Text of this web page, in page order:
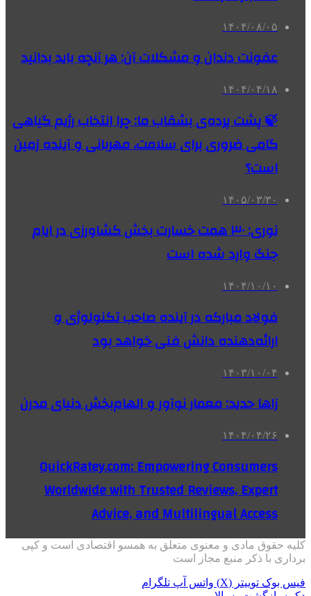
۱۴۰۴/۰۸/۰۵
عفونت دندان و مشکلات آن: هر آنچه باید بدانید
۱۴۰۴/۰۴/۱۸
🍃 پشت پرده‌ی بشقاب ما: چرا انتخاب رژیم گیاهی
گامی ضروری برای سلامت، مهربانی و آینده زمین
است؟
۱۴۰۵/۰۳/۳۰
نوری: ۳۰ همت خسارت بخش کشاورزی در ایام
جنگ وارد شده است
۱۴۰۴/۱۰/۱۰
فولاد مبارکه در آینده صاحب تکنولوژی و
ارائه‌دهنده دانش فنی خواهد بود
۱۴۰۳/۱۰/۰۴
زاها حدید: معمار نوآور و الهام‌بخش دنیای مدرن
۱۴۰۴/۰۴/۲۶
QuickRatey.com: Empowering Consumers
Worldwide with Trusted Reviews, Expert
Advice, and Multilingual Access
کلیه حقوق مادی و معنوی متعلق به همسو اقتصادی است و کپی
برداری با ذکر منبع مجاز است
فیس بوک توییتر (X) واتس آپ تلگرام